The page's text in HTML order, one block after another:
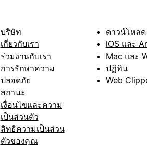
บริษัท
เกี่ยวกับเรา
ร่วมงานกับเรา
การรักษาความ
ปลอดภัย
สถานะ
เงื่อนไขและความ
เป็นส่วนตัว
สิทธิความเป็นส่วน
ตัวของคุณ
ดาวน์โหลด
iOS และ
Mac และ
ปฏิทิน
Web